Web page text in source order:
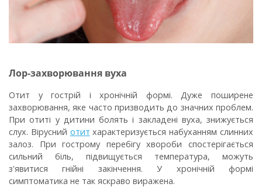
Лор-захворювання вуха
Отит у гострій і хронічній формі. Дуже поширене
захворювання, яке часто призводить до значних проблем.
При отиті у дитини болять і закладені вуха, знижується
слух. Вірусний отит характеризується набуханням слинних
залоз. При гострому перебігу хвороби спостерігається
сильний біль, підвищується температура, можуть
з'явитися гнійні закінчення. У хронічній формі
симптоматика не так яскраво виражена.